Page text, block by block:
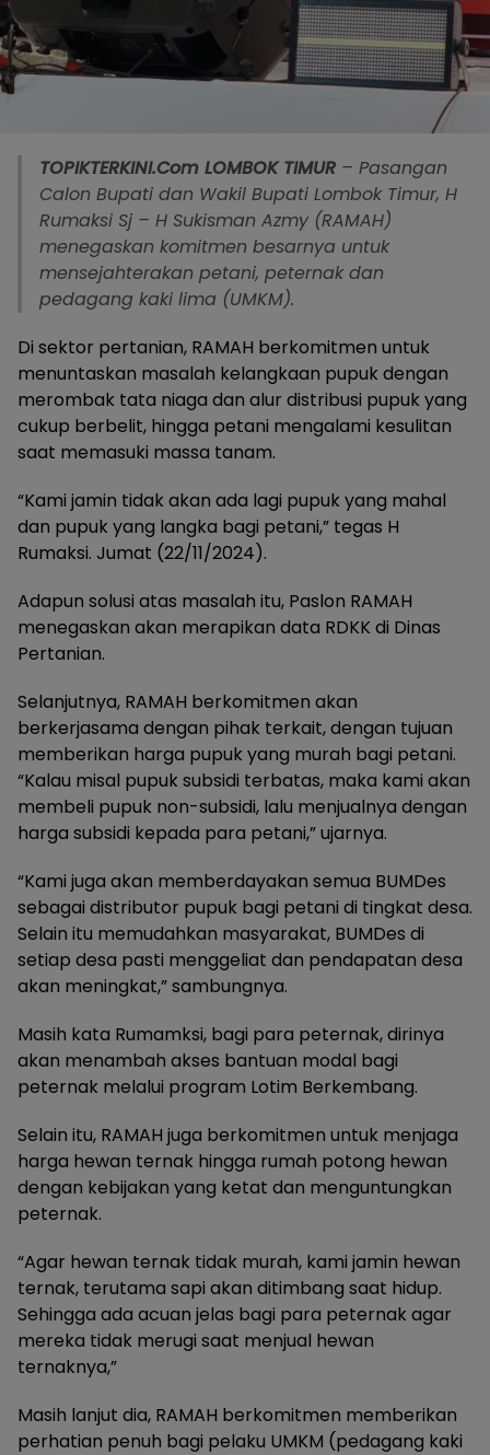
TOPIKTERKINI.Com LOMBOK TIMUR – Pasangan
Calon Bupati dan Wakil Bupati Lombok Timur, H
Rumaksi Sj – H Sukisman Azmy (RAMAH)
menegaskan komitmen besarnya untuk
mensejahterakan petani, peternak dan
pedagang kaki lima (UMKM).
Di sektor pertanian, RAMAH berkomitmen untuk
menuntaskan masalah kelangkaan pupuk dengan
merombak tata niaga dan alur distribusi pupuk yang
cukup berbelit, hingga petani mengalami kesulitan
saat memasuki massa tanam.
“Kami jamin tidak akan ada lagi pupuk yang mahal
dan pupuk yang langka bagi petani,” tegas H
Rumaksi. Jumat (22/11/2024).
Adapun solusi atas masalah itu, Paslon RAMAH
menegaskan akan merapikan data RDKK di Dinas
Pertanian.
Selanjutnya, RAMAH berkomitmen akan
berkerjasama dengan pihak terkait, dengan tujuan
memberikan harga pupuk yang murah bagi petani.
“Kalau misal pupuk subsidi terbatas, maka kami akan
membeli pupuk non-subsidi, lalu menjualnya dengan
harga subsidi kepada para petani,” ujarnya.
“Kami juga akan memberdayakan semua BUMDes
sebagai distributor pupuk bagi petani di tingkat desa.
Selain itu memudahkan masyarakat, BUMDes di
setiap desa pasti menggeliat dan pendapatan desa
akan meningkat,” sambungnya.
Masih kata Rumamksi, bagi para peternak, dirinya
akan menambah akses bantuan modal bagi
peternak melalui program Lotim Berkembang.
Selain itu, RAMAH juga berkomitmen untuk menjaga
harga hewan ternak hingga rumah potong hewan
dengan kebijakan yang ketat dan menguntungkan
peternak.
“Agar hewan ternak tidak murah, kami jamin hewan
ternak, terutama sapi akan ditimbang saat hidup.
Sehingga ada acuan jelas bagi para peternak agar
mereka tidak merugi saat menjual hewan
ternaknya,”
Masih lanjut dia, RAMAH berkomitmen memberikan
perhatian penuh bagi pelaku UMKM (pedagang kaki